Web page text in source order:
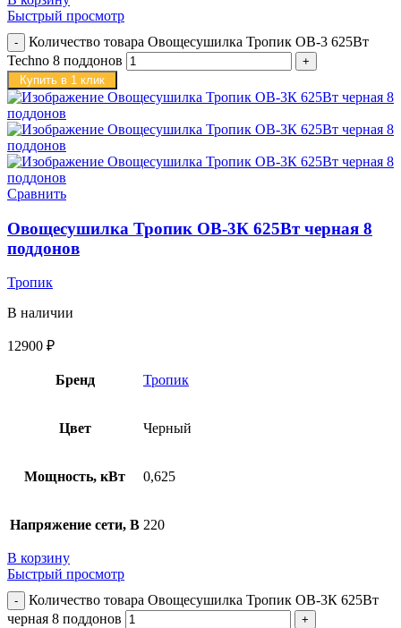
Быстрый просмотр
Количество товара Овощесушилка Тропик ОВ-3 625Вт
Techno 8 поддонов
Купить в 1 клик
Сравнить
Овощесушилка Тропик ОВ-3К 625Вт черная 8
поддонов
Тропик
В наличии
12900 ₽
Бренд Тропик
Цвет Черный
Мощность, кВт 0,625
Напряжение сети, В 220
В корзину
Быстрый просмотр
Количество товара Овощесушилка Тропик ОВ-3К 625Вт
черная 8 поддонов